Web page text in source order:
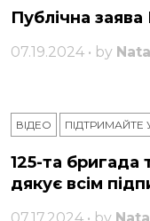
Публічна
07.19.2024 • by
ВІДЕО ПІДТРИМАЙТЕ
125-та бригада
дякує всім